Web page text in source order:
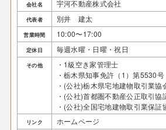
会社名 宇河不動産株式会社
代表者 別井 建太
営業時間 10:00〜17:00
定休日 毎週水曜・日曜・祝日
その他
・1級空き家管理士
・栃木県知事免許（1）第5530号
・(公社)栃木県宅地建物取引業協
・(公社)首都圏不動産公正取引協
・(公社)全国宅地建物取引業保証
リンク ホームページ